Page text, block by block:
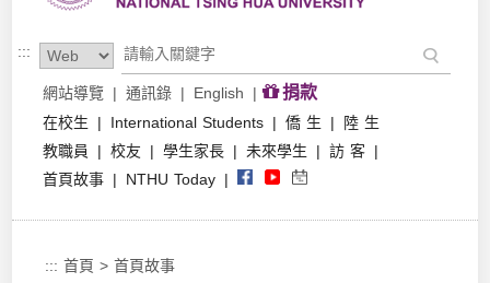
:::
網站導覽 | 通訊錄 | English | 捐款
在校生 | International Students | 僑 生 |
陸 生
教職員
| 校友 | 學生家長 | 未來學生 | 訪 客 |
首頁故事 | NTHU Today |
::: 首頁 >首頁故事